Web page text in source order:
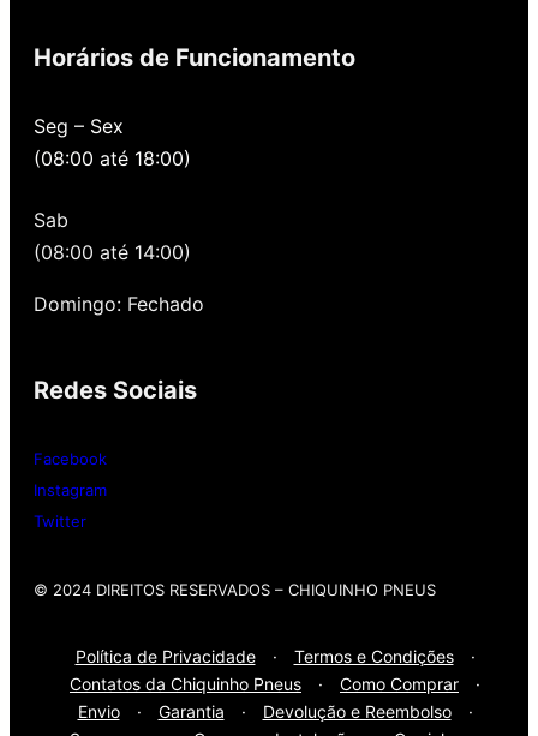
Europeu de qualidade!
Temos uma loja novinha, com os melhores
quando você precisa voltar para revisar,
nossa loja possui grande parceria com a
Whatsap: (11) 3588-4540
Horários de Funcionamento
Seg – Sex
(08:00 até 18:00)
Sab
(08:00 até 14:00)
Domingo: Fechado
Redes Sociais
Facebook
Instagram
Twitter
© 2024 DIREITOS RESERVADOS​ – CHIQUINHO PNEUS
Política de Privacidade · Termos e Condições
·
Contatos da Chiquinho Pneus
· Como Comprar
·
Envio
· Garantia · Devolução e Reembolso
·